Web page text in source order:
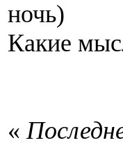
ночь)
Какие
«